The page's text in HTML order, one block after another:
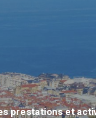
prestations et